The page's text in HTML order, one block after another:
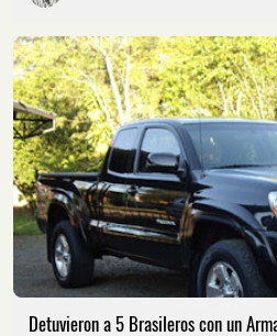
Detuvieron a 5 Brasileros con un